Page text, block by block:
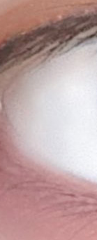
用カラー別【Color
ンセット ブラウン
視用カラコン、激安
ン、遠視カラコン
門店のブラウン系
系 乱視用カラコン
ンセット ブラウン
視用カラコン、激安
ン、遠視カラコン
店のグレー系 乱視
ンセット ブラウン
用カラコン、激安
ン、遠視カラコン、
門店のブラック系
系 乱視用カラコン
ンセット ブラウン
視用カラコン、激安
ン、遠視カラコン
店のチョコ系 乱視